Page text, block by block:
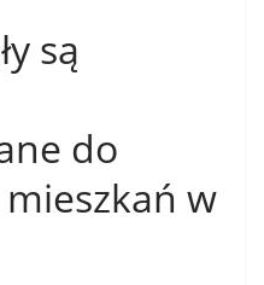
są
do
w